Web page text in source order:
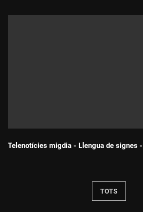
Telenotícies migdia - Llengua de signes
TOTS